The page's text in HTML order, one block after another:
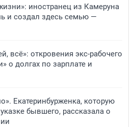
иностранец из Камеруна
и создал здесь семью —
всё»: откровения экс-рабочего
о долгах по зарплате и
Екатеринбурженка, которую
бывшего, рассказала о